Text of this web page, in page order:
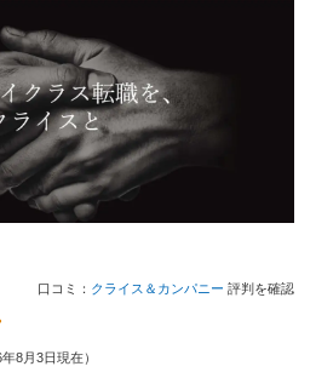
口コミ： クライス＆カンパニー 評判を確認
年8月3日現在）